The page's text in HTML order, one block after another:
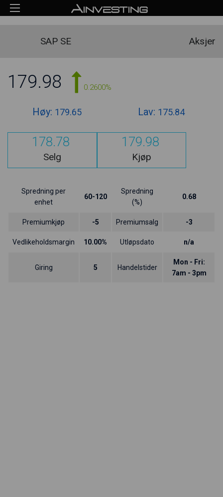
SAP SE Aksjer
179.98 0.2600%
Høy: 179.65 Lav: 175.84
178.78
Selg
179.98
Kjøp
Spredning per
enhet
60-120
Spredning
(%)
0.68
Premiumkjøp -5 Premiumsalg -3
Vedlikeholdsmargin 10.00% Utløpsdato n/a
Giring 5 Handelstider
Mon - Fri:
7am - 3pm